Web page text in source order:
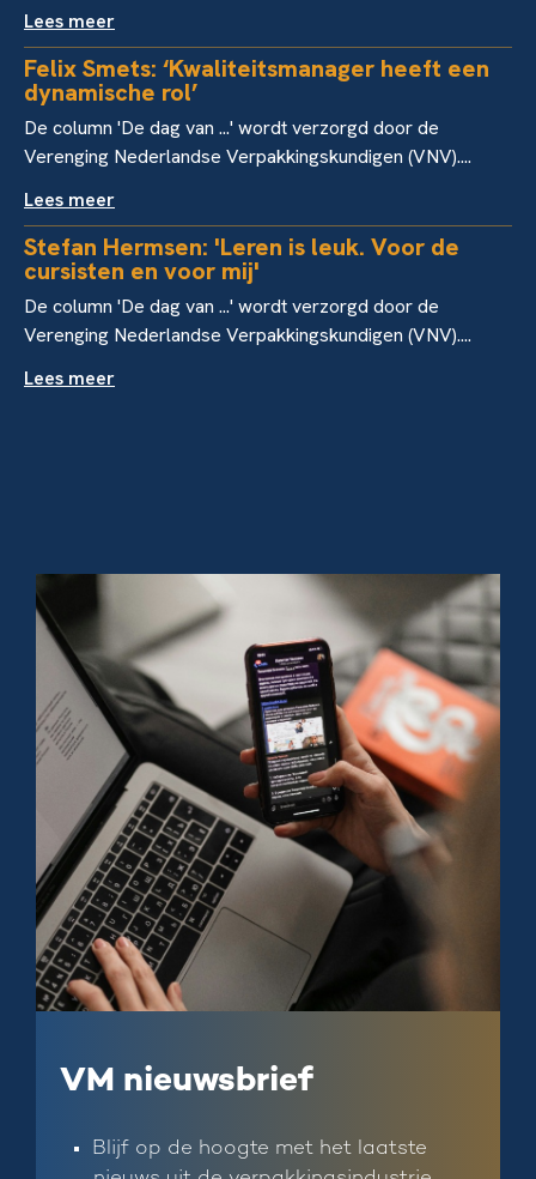
Lees meer
Felix Smets: ‘Kwaliteitsmanager heeft een
dynamische rol’
De column 'De dag van ...' wordt verzorgd door de
Verenging Nederlandse Verpakkingskundigen (VNV)....
Lees meer
Stefan Hermsen: 'Leren is leuk. Voor de
cursisten en voor mij'
De column 'De dag van ...' wordt verzorgd door de
Verenging Nederlandse Verpakkingskundigen (VNV)....
Lees meer
VM nieuwsbrief
Blijf op de hoogte met het laatste